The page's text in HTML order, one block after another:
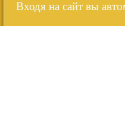
Входя на сайт вы